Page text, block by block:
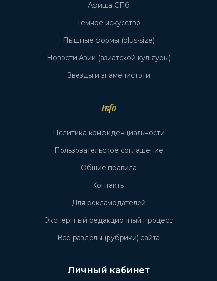
Афиша СПб
Тёмное искусство
Пышные формы (plus-size)
Новости Азии (азиатской культуры)
Звёзды и знаменистоти
Info
Политика конфиденциальности
Пользовательское соглашение
Общие правила
Контакты
Для рекламодателей
Экспертный редакционный процесс
Все разделы (рубрики) сайта
Личный кабинет